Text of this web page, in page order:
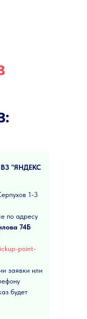
"ЯНДЕКС
1-3
по адресу
74Б
point-
заявки или
будет